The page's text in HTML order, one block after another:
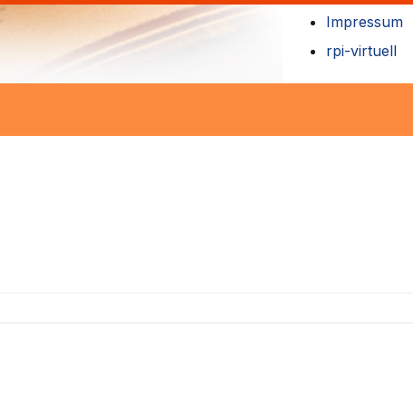
Impressum
rpi-virtuell